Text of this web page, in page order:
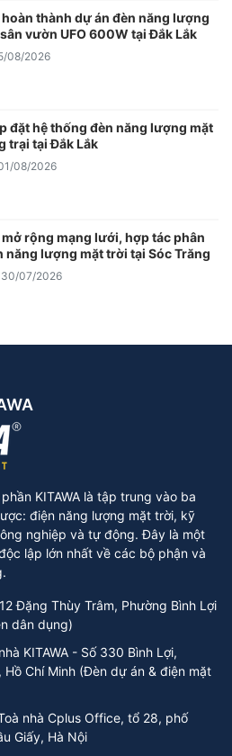
hoàn thành dự án đèn năng lượng
vườn UFO 600W tại Đắk Lắk
08/2026
đặt hệ thống đèn năng lượng mặt
trại tại Đắk Lắk
08/2026
mở rộng mạng lưới, hợp tác phân
năng lượng mặt trời tại Sóc Trăng
30/07/2026
KITAWA là tập trung vào ba
điện năng lượng mặt trời, kỹ
nghiệp và tự động. Đây là một
lập lớn nhất về các bộ phận và
Đặng Thùy Trâm, Phường Bình Lợi
dân dụng)
KITAWA - Số 330 Bình Lợi,
Hồ Chí Minh (Đèn dự án & điện mặt
nhà Cplus Office, tổ 28, phố
Giấy, Hà Nội